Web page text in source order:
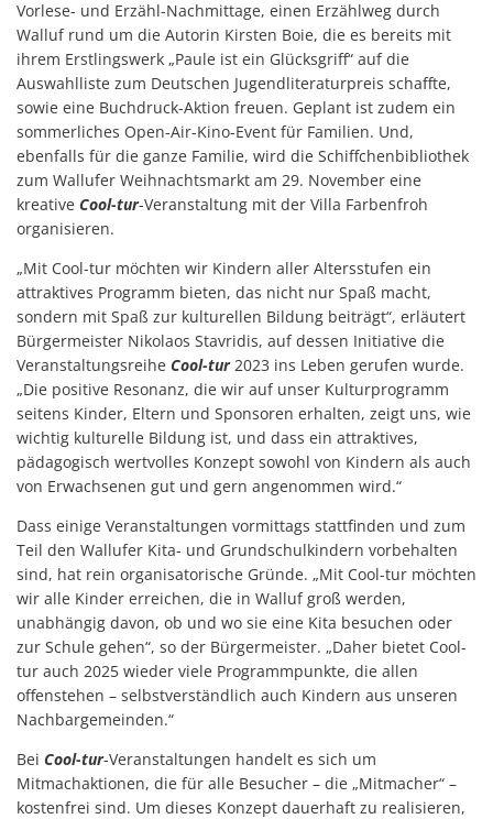
Vorlese- und Erzähl-Nachmittage, einen Erzählweg durch
Walluf rund um die Autorin Kirsten Boie, die es bereits mit
ihrem Erstlingswerk „Paule ist ein Glücksgriff“ auf die
Auswahlliste zum Deutschen Jugendliteraturpreis schaffte,
sowie eine Buchdruck-Aktion freuen. Geplant ist zudem ein
sommerliches Open-Air-Kino-Event für Familien. Und,
ebenfalls für die ganze Familie, wird die Schiffchenbibliothek
zum Wallufer Weihnachtsmarkt am 29. November eine
kreative Cool-tur-Veranstaltung mit der Villa Farbenfroh
organisieren.
„Mit Cool-tur möchten wir Kindern aller Altersstufen ein
attraktives Programm bieten, das nicht nur Spaß macht,
sondern mit Spaß zur kulturellen Bildung beiträgt“, erläutert
Bürgermeister Nikolaos Stavridis, auf dessen Initiative die
Veranstaltungsreihe Cool-tur2023 ins Leben gerufen wurde.
„Die positive Resonanz, die wir auf unser Kulturprogramm
seitens Kinder, Eltern und Sponsoren erhalten, zeigt uns, wie
wichtig kulturelle Bildung ist, und dass ein attraktives,
pädagogisch wertvolles Konzept sowohl von Kindern als auch
von Erwachsenen gut und gern angenommen wird.“
Dass einige Veranstaltungen vormittags stattfinden und zum
Teil den Wallufer Kita- und Grundschulkindern vorbehalten
sind, hat rein organisatorische Gründe. „Mit Cool-tur möchten
wir alle Kinder erreichen, die in Walluf groß werden,
unabhängig davon, ob und wo sie eine Kita besuchen oder
zur Schule gehen“, so der Bürgermeister. „Daher bietet Cool-
tur auch 2025 wieder viele Programmpunkte, die allen
offenstehen – selbstverständlich auch Kindern aus unseren
Nachbargemeinden.“
Bei Cool-tur-Veranstaltungen handelt es sich um
Mitmachaktionen, die für alle Besucher – die „Mitmacher“ –
kostenfrei sind. Um dieses Konzept dauerhaft zu realisieren,